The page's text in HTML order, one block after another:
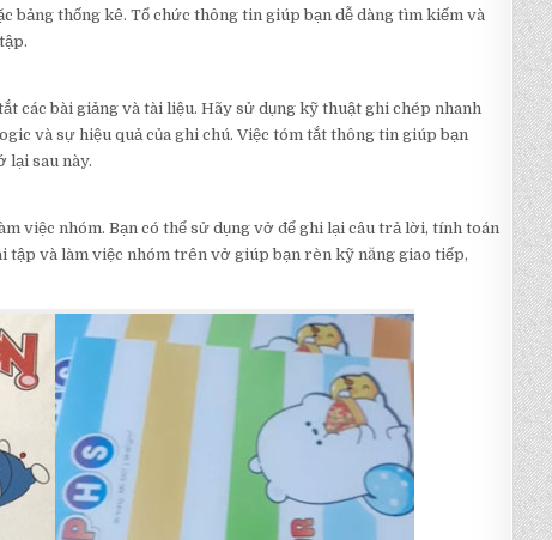
bảng thống kê. Tổ chức thông tin giúp bạn dễ dàng tìm kiếm và
các bài giảng và tài liệu. Hãy sử dụng kỹ thuật ghi chép nhanh
và sự hiệu quả của ghi chú. Việc tóm tắt thông tin giúp bạn
lại sau này.
việc nhóm. Bạn có thể sử dụng vở để ghi lại câu trả lời, tính toán
tập và làm việc nhóm trên vở giúp bạn rèn kỹ năng giao tiếp,